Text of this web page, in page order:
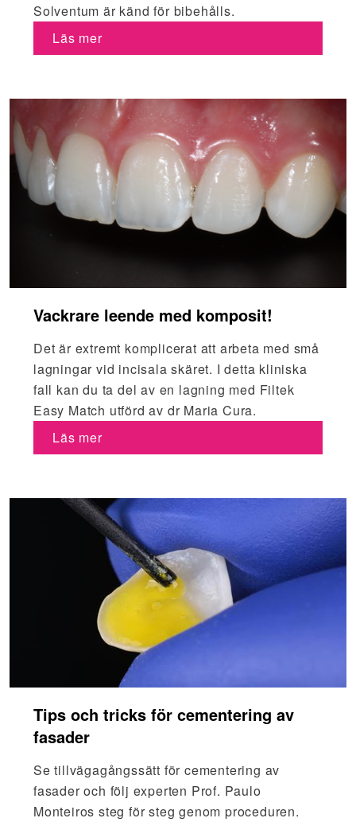
Solventum är känd för bibehålls.
Läs mer
Vackrare leende med komposit!
Det är extremt komplicerat att arbeta med små
lagningar vid incisala skäret. I detta kliniska
fall kan du ta del av en lagning med Filtek
Easy Match utförd av dr Maria Cura.
Läs mer
Tips och tricks för cementering av
fasader
Se tillvägagångssätt för cementering av
fasader och följ experten Prof. Paulo
Monteiros steg för steg genom proceduren.